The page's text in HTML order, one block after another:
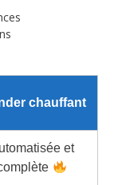
chauffant
et